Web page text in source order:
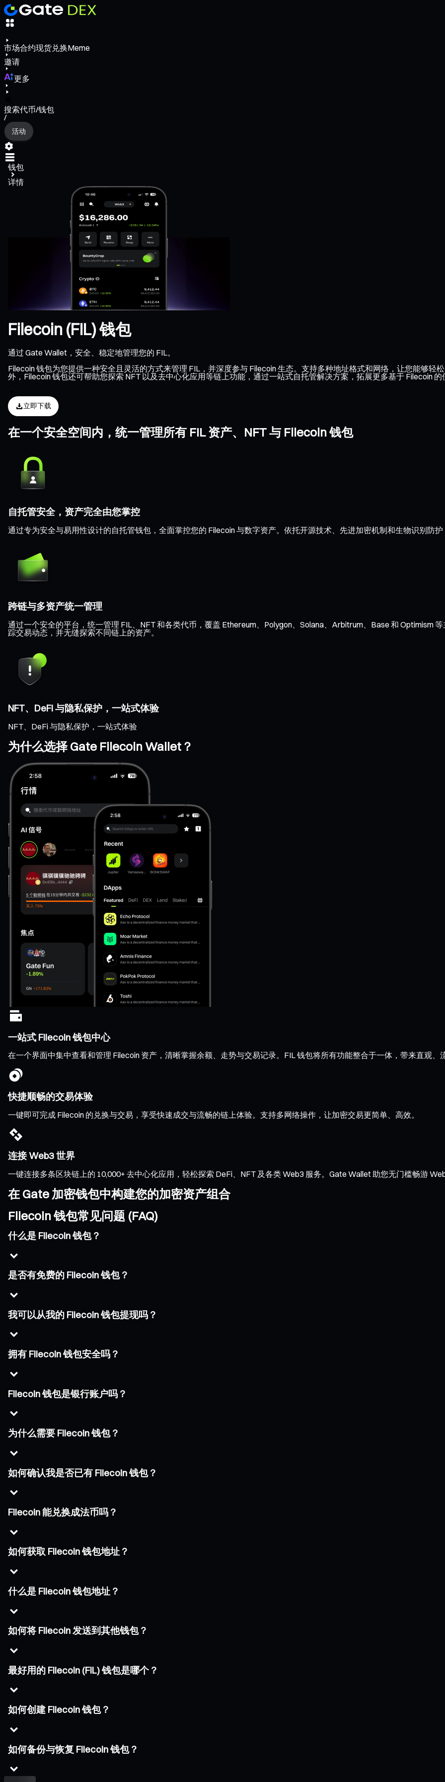
市场合约现货兑换Meme
邀请
更多
搜索代币/钱包
/
活动
钱包
详情
Filecoin (FIL) 钱包
通过 Gate Wallet，安全、稳定地管理您的 FIL。
Filecoin 钱包为您提供一种安全且灵活的方式来管理 FIL，并深度参与 Filecoin 生态。支持多种地址格式和网络，让您能够轻
外，Filecoin 钱包还可帮助您探索 NFT 以及去中心化应用等链上功能，通过一站式自托管解决方案，拓展更多基于 Filecoin 的
立即下载
在一个安全空间内，统一管理所有 FIL 资产、NFT 与 Filecoin 钱包
自托管安全，资产完全由您掌控
通过专为安全与易用性设计的自托管钱包，全面掌控您的 Filecoin 与数字资产。依托开源技术、先进加密机制和生物识别防
跨链与多资产统一管理
通过一个安全的平台，统一管理 FIL、NFT 和各类代币，覆盖 Ethereum、Polygon、Solana、Arbitrum、Base 和 Optimism
踪交易动态，并无缝探索不同链上的资产。
NFT、DeFi 与隐私保护，一站式体验
NFT、DeFi 与隐私保护，一站式体验
为什么选择 Gate Filecoin Wallet？
一站式 Filecoin 钱包中心
在一个界面中集中查看和管理 Filecoin 资产，清晰掌握余额、走势与交易记录。FIL 钱包将所有功能整合于一体，带来直观、
快捷顺畅的交易体验
一键即可完成 Filecoin 的兑换与交易，享受快速成交与流畅的链上体验。支持多网络操作，让加密交易更简单、高效。
连接 Web3 世界
一键连接多条区块链上的 10,000+ 去中心化应用，轻松探索 DeFi、NFT 及各类 Web3 服务。Gate Wallet 助您无门槛畅游
在 Gate 加密钱包中构建您的加密资产组合
Filecoin 钱包常见问题 (FAQ)
什么是 Filecoin 钱包？
是否有免费的 Filecoin 钱包？
我可以从我的 Filecoin 钱包提现吗？
拥有 Filecoin 钱包安全吗？
Filecoin 钱包是银行账户吗？
为什么需要 Filecoin 钱包？
如何确认我是否已有 Filecoin 钱包？
Filecoin 能兑换成法币吗？
如何获取 Filecoin 钱包地址？
什么是 Filecoin 钱包地址？
如何将 Filecoin 发送到其他钱包？
最好用的 Filecoin (FIL) 钱包是哪个？
如何创建 Filecoin 钱包？
如何备份与恢复 Filecoin 钱包？